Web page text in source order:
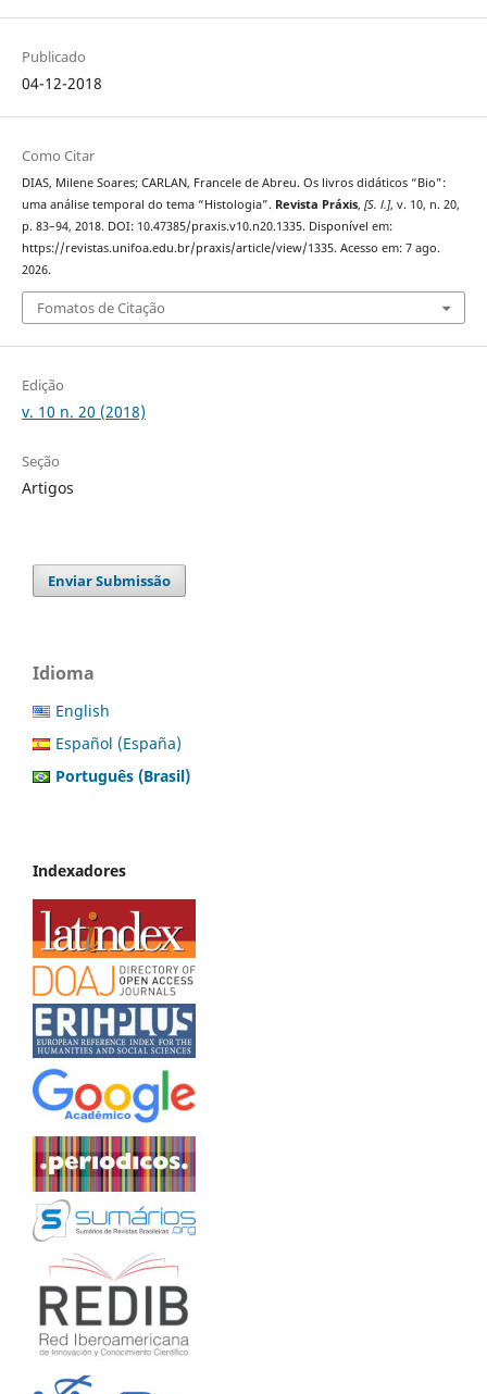
Publicado
04-12-2018
Como Citar
DIAS, Milene Soares; CARLAN, Francele de Abreu. Os livros didáticos “Bio”:
uma análise temporal do tema “Histologia”. Revista Práxis, [S. l.], v. 10, n. 20,
p. 83–94, 2018. DOI: 10.47385/praxis.v10.n20.1335. Disponível em:
https://revistas.unifoa.edu.br/praxis/article/view/1335. Acesso em: 7 ago.
2026.
Fomatos de Citação
Edição
v. 10 n. 20 (2018)
Seção
Artigos
Enviar Submissão
Idioma
English
Español (España)
Português (Brasil)
Indexadores